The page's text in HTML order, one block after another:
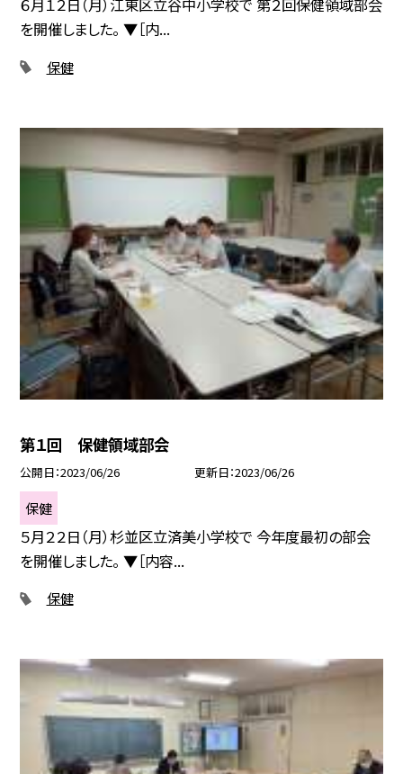
６月１２日（月）江東区立谷中小学校で 第２回保健領域部会
を開催しました。 ▼［内...
保健
第１回 保健領域部会
公開日 2023/06/26 更新日 2023/06/26
保健
５月２２日（月）杉並区立済美小学校で 今年度最初の部会
を開催しました。 ▼［内容...
保健